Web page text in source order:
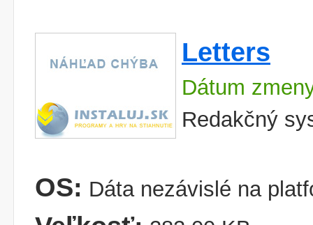
Letters
Dátum
Redakčný
OS: Dáta nezávislé na